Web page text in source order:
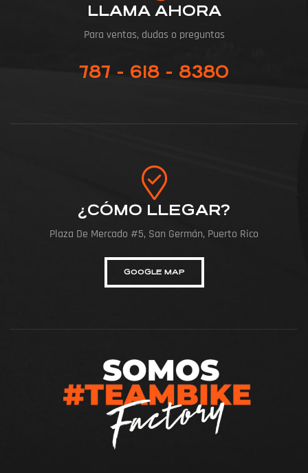
LLAMA AHORA
Para ventas, dudas o preguntas
787 - 618 - 8380
¿CÓMO LLEGAR?
Plaza De Mercado #5, San Germán, Puerto Rico
GOOGLE MAP